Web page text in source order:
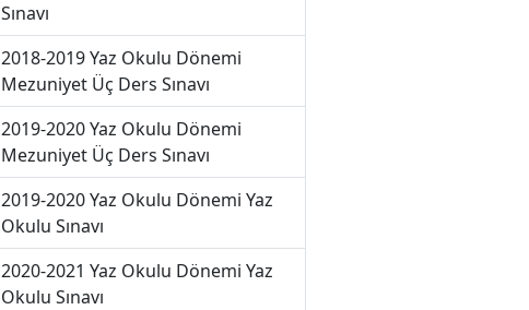
Sınavı
2018-2019 Yaz Okulu Dönemi
Mezuniyet Üç Ders Sınavı
2019-2020 Yaz Okulu Dönemi
Mezuniyet Üç Ders Sınavı
2019-2020 Yaz Okulu Dönemi Yaz
Okulu Sınavı
2020-2021 Yaz Okulu Dönemi Yaz
Okulu Sınavı